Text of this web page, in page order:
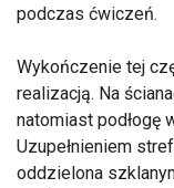
podczas ćwiczeń.
Wykończenie tej
realizacją. Na
natomiast podłogę
Uzupełnieniem
oddzielona